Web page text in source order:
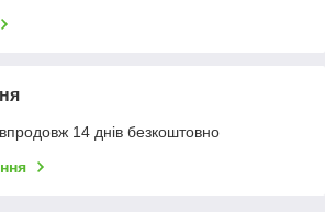
14 днів безкоштовно